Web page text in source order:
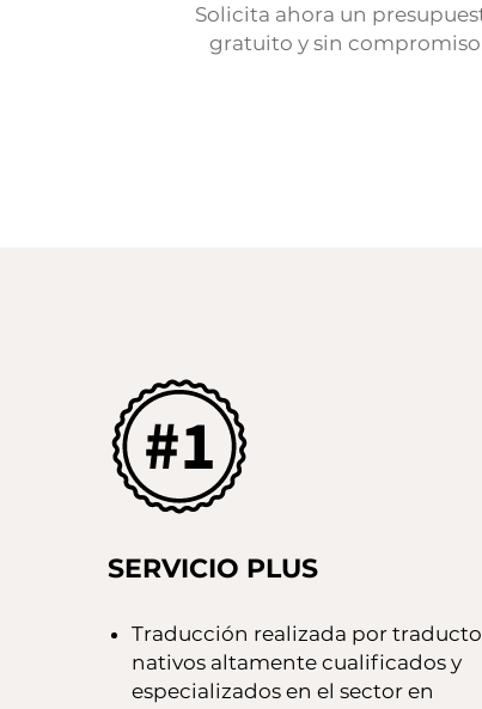
Solicita ahora un
gratuito y sin
SERVICIO PLUS
Traducción realizada por
nativos altamente cualificados y
especializados en el sector en